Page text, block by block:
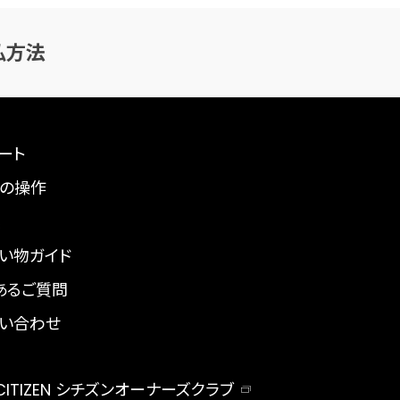
方法
ト
操作
物ガイド
るご質問
合わせ
シチズンオーナーズクラブ